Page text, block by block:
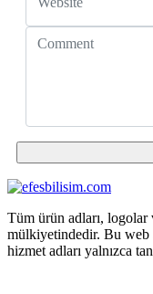
Comment
Tüm ürün adları,
mülkiyetindedir. Bu web
hizmet adları yalnızca